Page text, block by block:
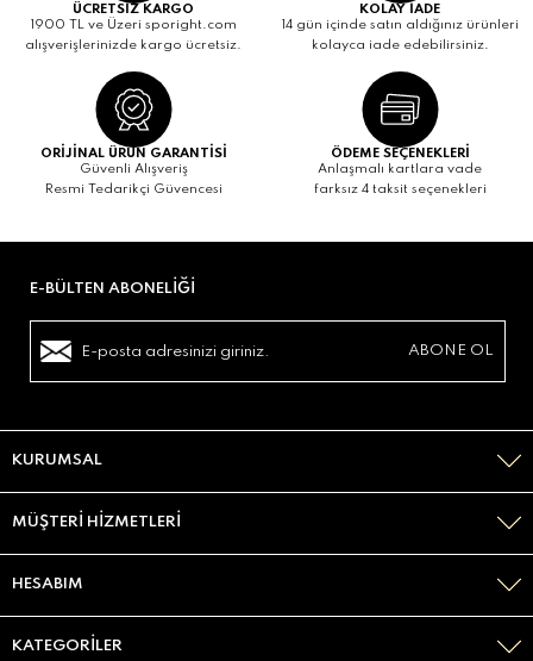
ÜCRETSİZ KARGO
1900 TL ve Üzeri sporight.com
alışverişlerinizde kargo ücretsiz.
KOLAY İADE
14 gün içinde satın aldığınız ürünleri
kolayca iade edebilirsiniz.
ORİJİNAL ÜRÜN GARANTİSİ
Güvenli Alışveriş
Resmi Tedarikçi Güvencesi
ÖDEME SEÇENEKLERİ
Anlaşmalı kartlara vade
farksız 4 taksit seçenekleri
E-BÜLTEN ABONELIĞI
KURUMSAL
MÜŞTERI HIZMETLERI
HESABIM
KATEGORILER